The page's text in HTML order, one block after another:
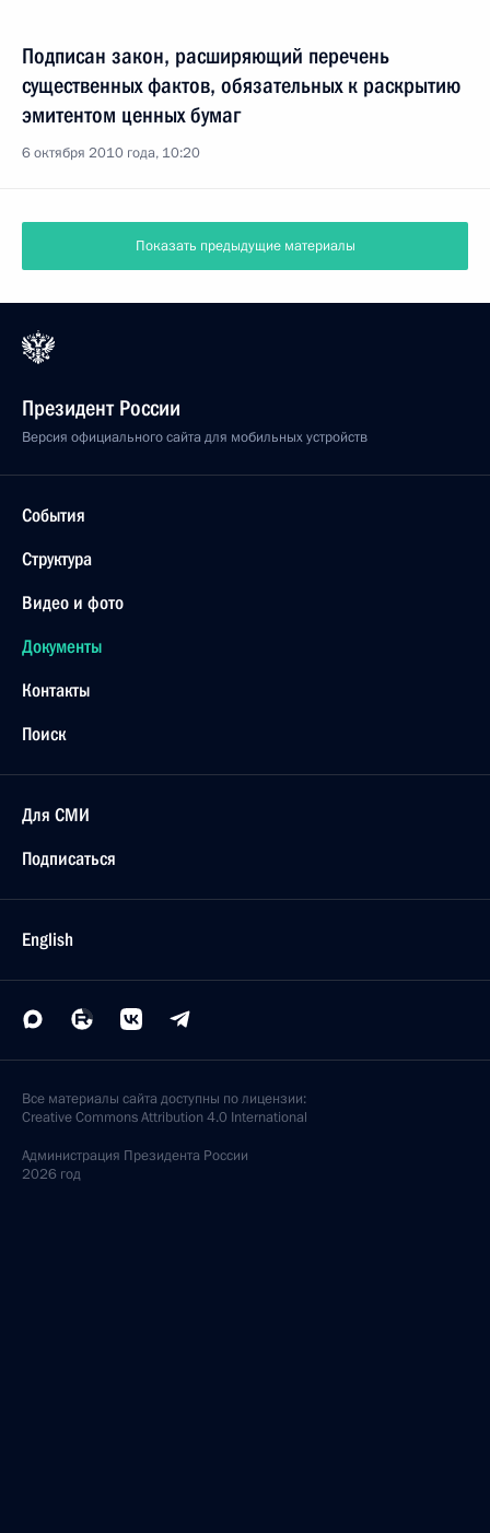
Подписан закон, расширяющий перечень
существенных фактов, обязательных к раскрытию
эмитентом ценных бумаг
6 октября 2010 года, 10:20
Показать предыдущие материалы
Президент России
Версия официального сайта для мобильных устройств
События
Структура
Видео и фото
Документы
Контакты
Поиск
Для СМИ
Подписаться
English
Все материалы сайта доступны по лицензии:
Creative Commons Attribution 4.0 International
Администрация Президента России
2026 год